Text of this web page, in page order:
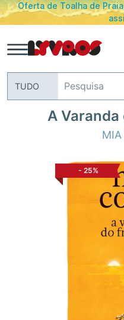
Oferta de Toalha de
TUDO
A
MIA
- 25%